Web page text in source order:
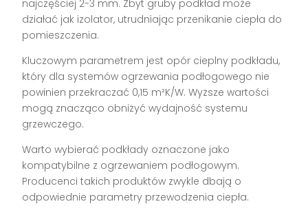
najczęściej 2-3 mm. Zbyt gruby podkład może
działać jak izolator, utrudniając przenikanie ciepła do
pomieszczenia.
Kluczowym parametrem jest opór cieplny podkładu,
który dla systemów ogrzewania podłogowego nie
powinien przekraczać 0,15 m²K/W. Wyższe wartości
mogą znacząco obniżyć wydajność systemu
grzewczego.
Warto wybierać podkłady oznaczone jako
kompatybilne z ogrzewaniem podłogowym.
Producenci takich produktów zwykle dbają o
odpowiednie parametry przewodzenia ciepła.